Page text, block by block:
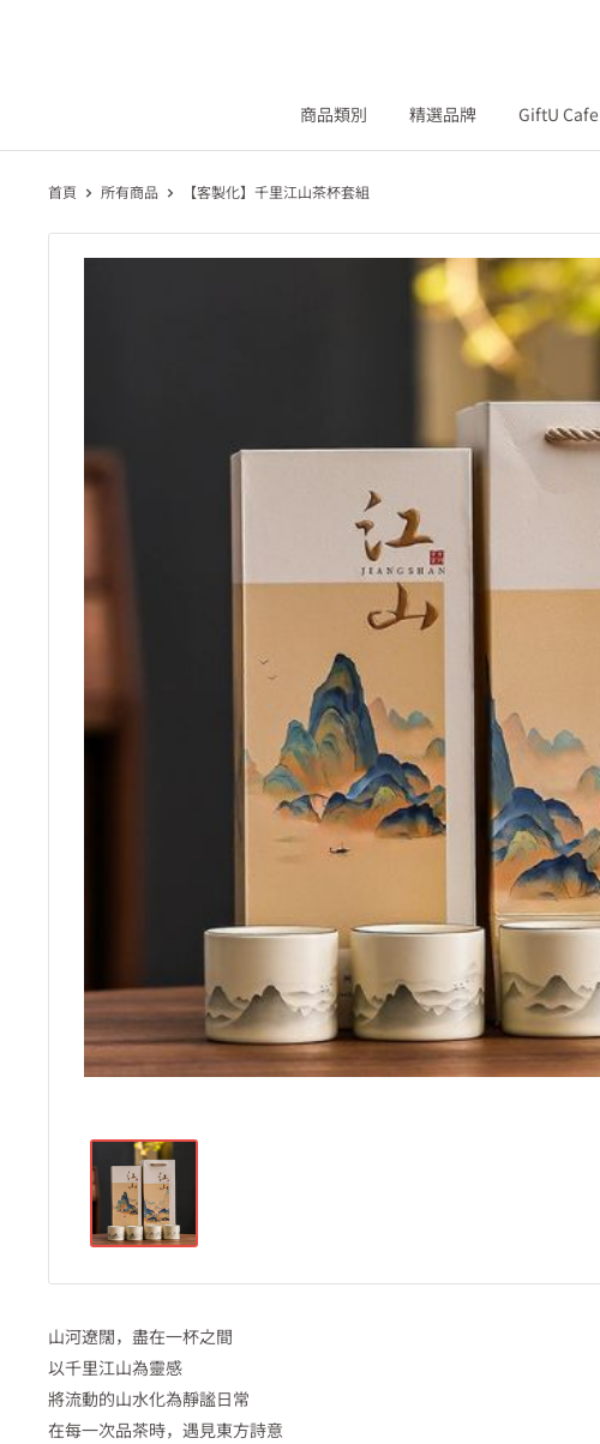
商品類別 精選品牌 GiftU Cafe
首頁 所有商品 【客製化】千里江山茶杯套組
山河遼闊，盡在一杯之間
以千里江山為靈感
將流動的山水化為靜謐日常
在每一次品茶時，遇見東方詩意